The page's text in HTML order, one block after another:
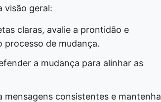
visão geral:
claras, avalie a prontidão e
processo de mudança.
a mudança para alinhar as
mensagens consistentes e mantenha